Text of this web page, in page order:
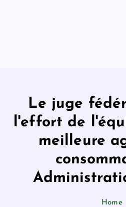
Le juge
l'effort de
meilleure
Home